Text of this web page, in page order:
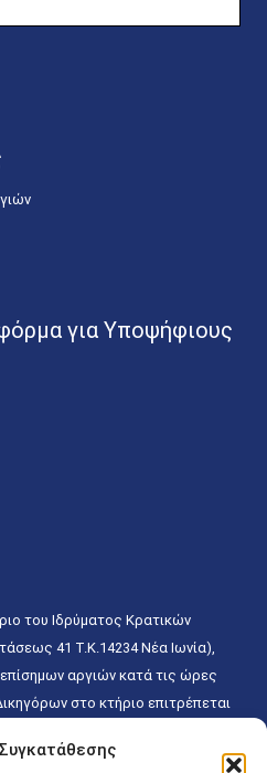
για Υποψήφιους
του Ιδρύματος Κρατικών
41 T.K.14234 Νέα Ιωνία),
αργιών κατά τις ώρες
στο κτήριο επιτρέπεται
κανέναν χρονικό ή άλλο